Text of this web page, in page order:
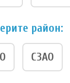
район:
СЗАО